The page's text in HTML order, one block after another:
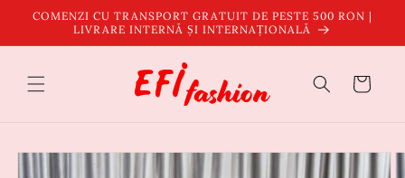
Salt la
conținut
COMENZI CU TRANSPORT GRATUIT DE PESTE 500 RON |
LIVRARE INTERNĂ ȘI INTERNAȚIONALĂ
Coș
informațiile